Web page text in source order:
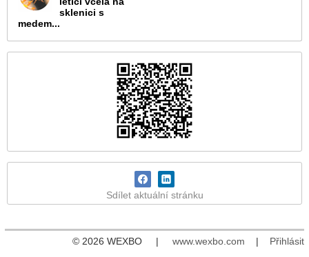
sklenici s
medem...
Sdílet aktuální stránku
© 2026 WEXBO | www.wexbo.com | Přihlásit